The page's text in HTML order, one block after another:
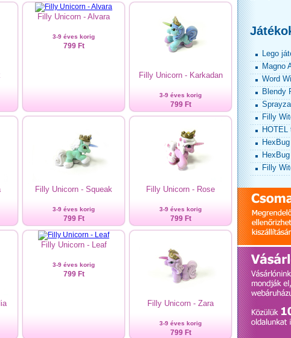
Filly Unicorn - Alvara
3-9 éves korig
799 Ft
Filly Unicorn - Karkadan
3-9 éves korig
799 Ft
Filly Unicorn - Squeak
3-9 éves korig
799 Ft
Filly Unicorn - Rose
3-9 éves korig
799 Ft
Filly Unicorn - Leaf
3-9 éves korig
799 Ft
Filly Unicorn - Zara
3-9 éves korig
799 Ft
Lego
Magno
Word
Blendy
Sprayza
Filly
Filly